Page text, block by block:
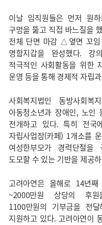
이날 임직원들은 먼저 원
구멍을 뚫고 직접 바느질을
전체 단면 마감 △옆면 꼬
명함지갑을 완성했다. 강
적극적인 사회활동을 위한
운영 등을 통해 경제적 자립
사회복지법인 동방사회
아동청소년과 장애인, 노인
전개하고 있다. 특히 전국
자립사업장(카페) 1개소를
여성한부모가 경력단절을
도모할 수 있는 기반을 제공
고려아연은 올해로 14년
~2000만원 상당의 후
1100만원의 기부금을 전
지원하고 있다. 고려아연이